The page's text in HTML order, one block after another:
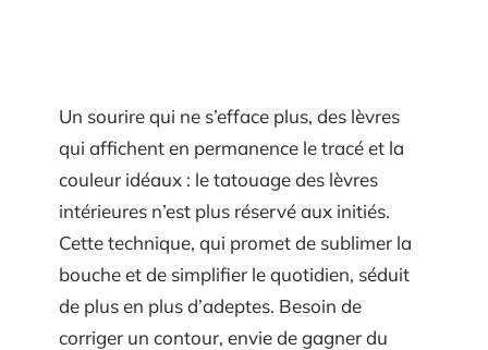
Un sourire qui ne s’efface plus, des lèvres
qui affichent en permanence le tracé et la
couleur idéaux : le tatouage des lèvres
intérieures n’est plus réservé aux initiés.
Cette technique, qui promet de sublimer la
bouche et de simplifier le quotidien, séduit
de plus en plus d’adeptes. Besoin de
corriger un contour, envie de gagner du